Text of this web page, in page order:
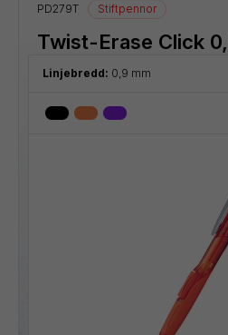
PD279T Stiftpennor
Twist-Erase Click
Linjebredd: 0,9 mm